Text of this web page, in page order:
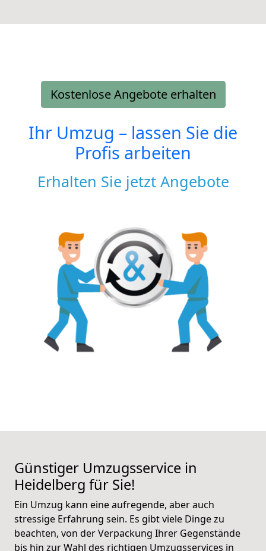
Kostenlose Angebote erhalten
Ihr Umzug – lassen Sie die
Profis arbeiten
Erhalten Sie jetzt Angebote
Günstiger Umzugsservice in
Heidelberg für Sie!
Ein Umzug kann eine aufregende, aber auch
stressige Erfahrung sein. Es gibt viele Dinge zu
beachten, von der Verpackung Ihrer Gegenstände
bis hin zur Wahl des richtigen Umzugsservices in